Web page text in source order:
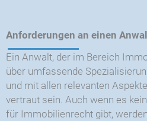
Anforderungen an einen
Ein Anwalt, der im Bereich
über umfassende
und mit allen relevanten
vertraut sein. Auch wenn es
für Immobilienrecht gibt,